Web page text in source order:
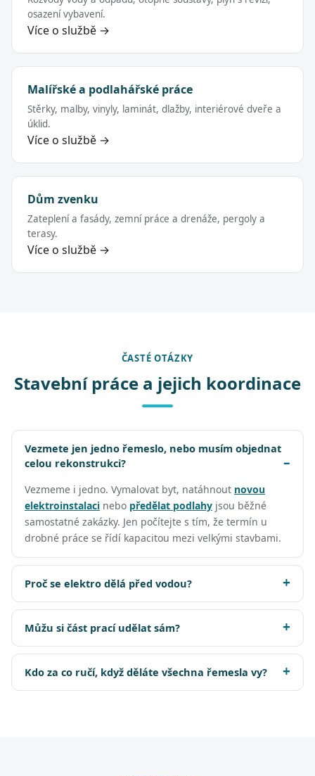
osazení vybavení.
Více o službě →
Malířské a podlahářské práce
Stěrky, malby, vinyly, laminát, dlažby, interiérové dveře a
úklid.
Více o službě →
Dům zvenku
Zateplení a fasády, zemní práce a drenáže, pergoly a
terasy.
Více o službě →
ČASTÉ OTÁZKY
Stavební práce a jejich koordinace
Vezmete jen jedno řemeslo, nebo musím objednat
celou rekonstrukci?
Vezmeme i jedno. Vymalovat byt, natáhnout novou
elektroinstalaci nebo předělat podlahy jsou běžné
samostatné zakázky. Jen počítejte s tím, že termín u
drobné práce se řídí kapacitou mezi velkými stavbami.
Proč se elektro dělá před vodou?
Můžu si část prací udělat sám?
Kdo za co ručí, když děláte všechna řemesla vy?